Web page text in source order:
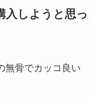
入しようと思っ
無骨でカッコ良い